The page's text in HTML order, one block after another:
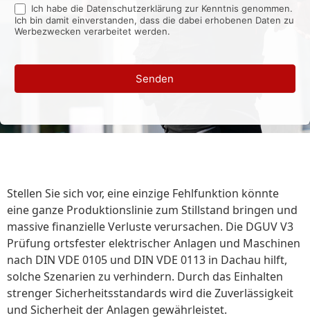
Ich habe die Datenschutzerklärung zur Kenntnis genommen.
Ich bin damit einverstanden, dass die dabei erhobenen Daten zu
Werbezwecken verarbeitet werden.
Senden
Stellen Sie sich vor, eine einzige Fehlfunktion könnte
eine ganze Produktionslinie zum Stillstand bringen und
massive finanzielle Verluste verursachen. Die DGUV V3
Prüfung ortsfester elektrischer Anlagen und Maschinen
nach DIN VDE 0105 und DIN VDE 0113 in Dachau hilft,
solche Szenarien zu verhindern. Durch das Einhalten
strenger Sicherheitsstandards wird die Zuverlässigkeit
und Sicherheit der Anlagen gewährleistet.